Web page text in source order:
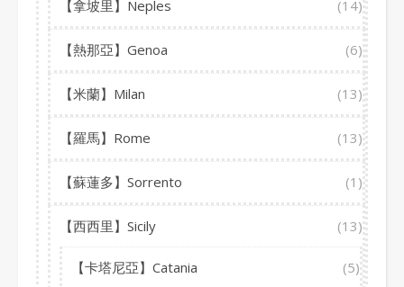
【拿坡里】Neples (14)
【熱那亞】Genoa (6)
【米蘭】Milan (13)
【羅馬】Rome (13)
【蘇蓮多】Sorrento (1)
【西西里】Sicily (13)
【卡塔尼亞】Catania (5)